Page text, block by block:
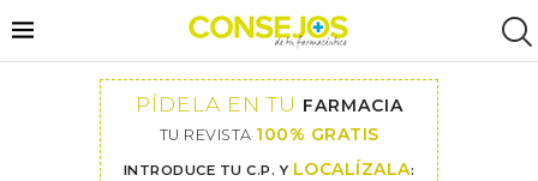
PÍDELA EN TU FARMACIA
TU REVISTA 100% GRATIS
INTRODUCE TU C.P. Y LOCALÍZALA: